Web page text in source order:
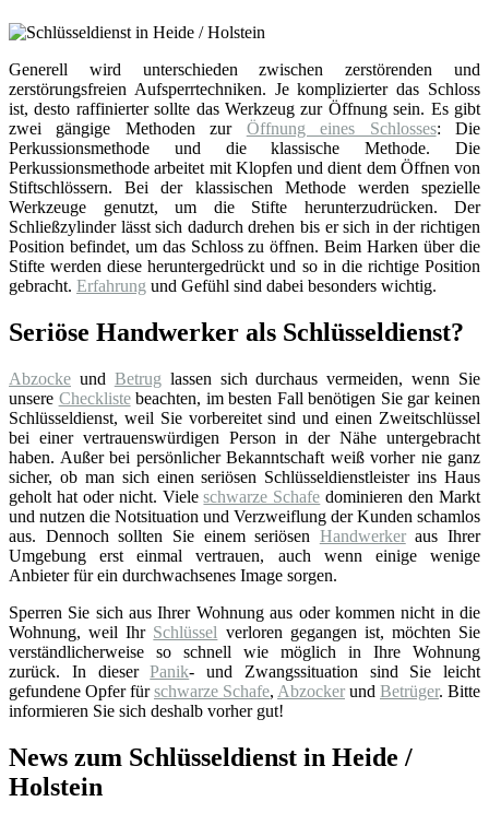
Generell wird unterschieden zwischen zerstörenden und
zerstörungsfreien Aufsperrtechniken. Je komplizierter das Schloss
ist, desto raffinierter sollte das Werkzeug zur Öffnung sein. Es gibt
zwei gängige Methoden zur Öffnung eines Schlosses: Die
Perkussionsmethode und die klassische Methode. Die
Perkussionsmethode arbeitet mit Klopfen und dient dem Öffnen von
Stiftschlössern. Bei der klassischen Methode werden spezielle
Werkzeuge genutzt, um die Stifte herunterzudrücken. Der
Schließzylinder lässt sich dadurch drehen bis er sich in der richtigen
Position befindet, um das Schloss zu öffnen. Beim Harken über die
Stifte werden diese heruntergedrückt und so in die richtige Position
gebracht. Erfahrung und Gefühl sind dabei besonders wichtig.
Seriöse Handwerker als Schlüsseldienst?
Abzocke und Betrug lassen sich durchaus vermeiden, wenn Sie
unsere Checklistebeachten, im besten Fall benötigen Sie gar keinen
Schlüsseldienst, weil Sie vorbereitet sind und einen Zweitschlüssel
bei einer vertrauenswürdigen Person in der Nähe untergebracht
haben. Außer bei persönlicher Bekanntschaft weiß vorher nie ganz
sicher, ob man sich einen seriösen Schlüsseldienstleister ins Haus
geholt hat oder nicht. Vieleschwarze Schafe dominieren den Markt
und nutzen die Notsituation und Verzweiflung der Kunden schamlos
aus. Dennoch sollten Sie einem seriösen Handwerkeraus Ihrer
Umgebung erst einmal vertrauen, auch wenn einige wenige
Anbieter für ein durchwachsenes Image sorgen.
Sperren Sie sich aus Ihrer Wohnung aus oder kommen nicht in die
Wohnung, weil Ihr Schlüssel verloren gegangen ist, möchten Sie
verständlicherweise so schnell wie möglich in Ihre Wohnung
zurück. In dieserPanik- und Zwangssituation sind Sie leicht
gefundene Opfer fürschwarze Schafe, Abzocker und Betrüger. Bitte
informieren Sie sich deshalb vorher gut!
News zum Schlüsseldienst in Heide /
Holstein